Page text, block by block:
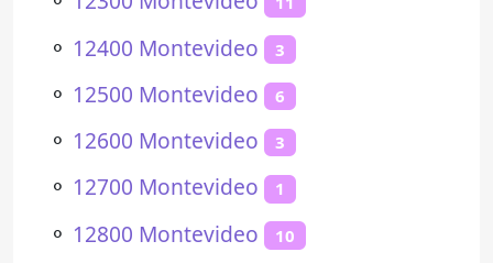
⚬ 12400 Montevideo 3
⚬ 12500 Montevideo 6
⚬ 12600 Montevideo 3
⚬ 12700 Montevideo 1
⚬ 12800 Montevideo 10